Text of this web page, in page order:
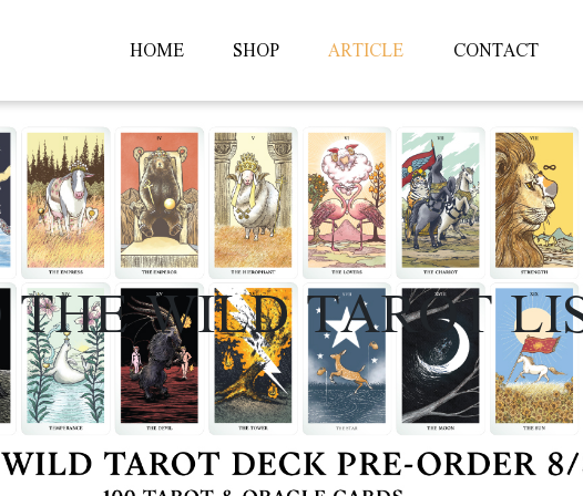
HOME SHOP ARTICLE CONTACT
WILD TAROT